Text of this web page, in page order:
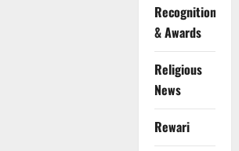
Recognition
& Awards
Religious
News
Rewari